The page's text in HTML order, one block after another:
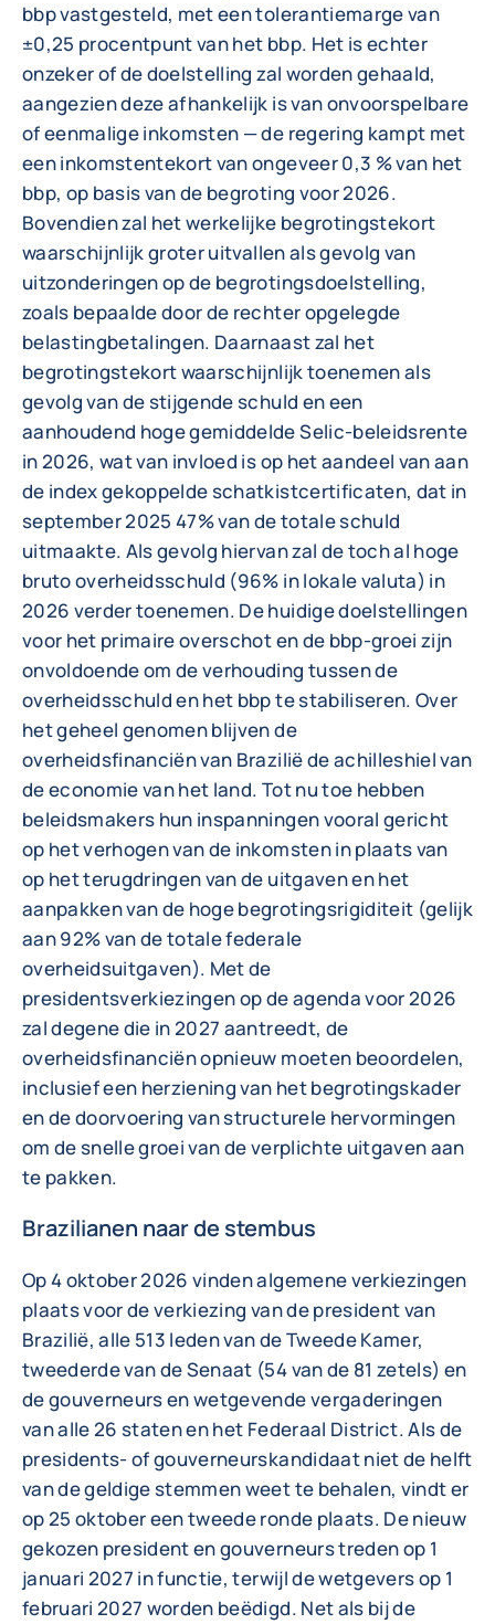
bbp vastgesteld, met een tolerantiemarge van
±0,25 procentpunt van het bbp. Het is echter
onzeker of de doelstelling zal worden gehaald,
aangezien deze afhankelijk is van onvoorspelbare
of eenmalige inkomsten — de regering kampt met
een inkomstentekort van ongeveer 0,3 % van het
bbp, op basis van de begroting voor 2026.
Bovendien zal het werkelijke begrotingstekort
waarschijnlijk groter uitvallen als gevolg van
uitzonderingen op de begrotingsdoelstelling,
zoals bepaalde door de rechter opgelegde
belastingbetalingen. Daarnaast zal het
begrotingstekort waarschijnlijk toenemen als
gevolg van de stijgende schuld en een
aanhoudend hoge gemiddelde Selic-beleidsrente
in 2026, wat van invloed is op het aandeel van aan
de index gekoppelde schatkistcertificaten, dat in
september 2025 47% van de totale schuld
uitmaakte. Als gevolg hiervan zal de toch al hoge
bruto overheidsschuld (96% in lokale valuta) in
2026 verder toenemen. De huidige doelstellingen
voor het primaire overschot en de bbp-groei zijn
onvoldoende om de verhouding tussen de
overheidsschuld en het bbp te stabiliseren. Over
het geheel genomen blijven de
overheidsfinanciën van Brazilië de achilleshiel van
de economie van het land. Tot nu toe hebben
beleidsmakers hun inspanningen vooral gericht
op het verhogen van de inkomsten in plaats van
op het terugdringen van de uitgaven en het
aanpakken van de hoge begrotingsrigiditeit (gelijk
aan 92% van de totale federale
overheidsuitgaven). Met de
presidentsverkiezingen op de agenda voor 2026
zal degene die in 2027 aantreedt, de
overheidsfinanciën opnieuw moeten beoordelen,
inclusief een herziening van het begrotingskader
en de doorvoering van structurele hervormingen
om de snelle groei van de verplichte uitgaven aan
te pakken.
Brazilianen naar de stembus
Op 4 oktober 2026 vinden algemene verkiezingen
plaats voor de verkiezing van de president van
Brazilië, alle 513 leden van de Tweede Kamer,
tweederde van de Senaat (54 van de 81 zetels) en
de gouverneurs en wetgevende vergaderingen
van alle 26 staten en het Federaal District. Als de
presidents- of gouverneurskandidaat niet de helft
van de geldige stemmen weet te behalen, vindt er
op 25 oktober een tweede ronde plaats. De nieuw
gekozen president en gouverneurs treden op 1
januari 2027 in functie, terwijl de wetgevers op 1
februari 2027 worden beëdigd. Net als bij de